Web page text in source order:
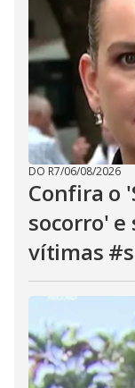
DO R7/06/08/2026
Confira o
socorro' e
vítimas